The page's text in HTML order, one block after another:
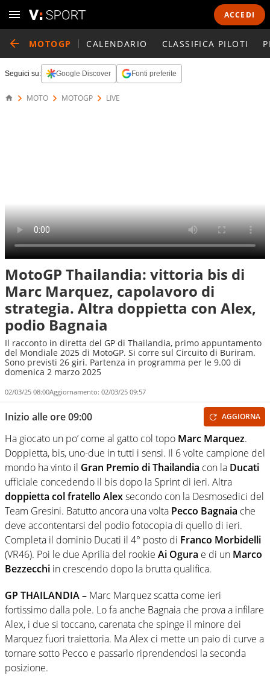
ACCEDI
MOTOGP CALENDARIO CLASSIFICA PILOTI
Seguici su: Google Discover Fonti preferite
MOTO MOTOGP LIVE
MotoGP Thailandia: vittoria bis di
Marc Marquez, capolavoro di
strategia. Altra doppietta con Alex,
podio Bagnaia
Il racconto in diretta del GP di Thailandia, primo appuntamento
del Mondiale 2025 di MotoGP. Si corre sul Circuito di Buriram.
Sono previsti 26 giri. Partenza in programma per le 9.00 di
domenica 2 marzo 2025
02/03/25 08:00Aggiornamento: 02/03/25 09:57
AGGIORNA
Inizio alle ore 09:00
Ha giocato un po’ come al gatto col topo Marc Marquez.
Doppietta, bis, uno-due in tutti i sensi. Il 6 volte campione del
mondo ha vinto il Gran Premio di Thailandia con la Ducati
ufficiale concedendo il bis dopo la Sprint di ieri. Altra
doppietta col fratello Alexsecondo con la Desmosedici del
Team Gresini. Batutto ancora una volta Pecco Bagnaia che
deve accontentarsi del podio fotocopia di quello di ieri.
Completa il dominio Ducati il 4° posto di Franco Morbidelli
(VR46). Poi le due Aprilia del rookie Ai Ogura e di un Marco
Bezzecchi in crescendo dopo la brutta qualifica.
GP THAILANDIA – Marc Marquez scatta come ieri
fortissimo dalla pole. Lo fa anche Bagnaia che prova a infilare
Alex, i due si toccano, carenata che spinge il minore dei
Marquez fuori traiettoria. Ma Alex ci mette un paio di curve a
tornare sotto Pecco e passarlo riprendendosi la seconda
posizione.